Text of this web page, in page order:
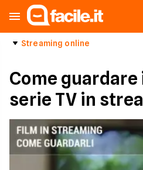
Streaming online
Come guardare
serie TV in